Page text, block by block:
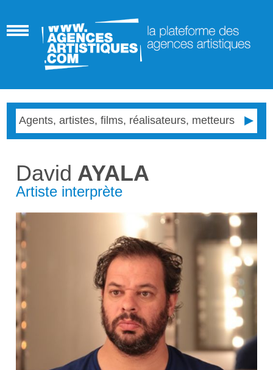
David AYALA
Artiste interprète